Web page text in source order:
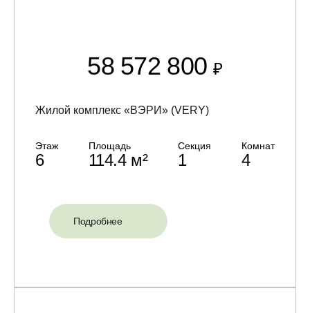
58 572 800₽
Жилой комплекс «ВЭРИ» (VERY)
Этаж
6
Площадь
114.4 м²
Секция
1
Комнат
4
Подробнее